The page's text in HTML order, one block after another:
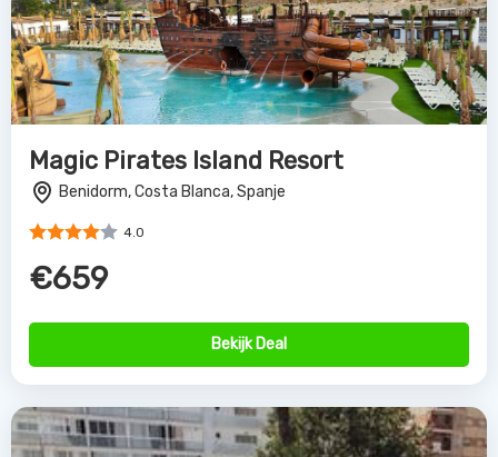
Magic Pirates Island Resort
Benidorm, Costa Blanca, Spanje
4.0
€659
Bekijk Deal